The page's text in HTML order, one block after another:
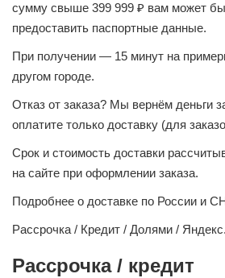
сумму свыше 399 999 ₽ вам может
предоставить паспортные данные.
При получении — 15 минут на
другом городе.
Отказ от заказа? Мы вернём деньги
оплатите только доставку (для
Срок и стоимость доставки
на сайте при оформлении заказа.
Подробнее о доставке по России и
Рассрочка / Кредит / Долями /
Рассрочка / кредит